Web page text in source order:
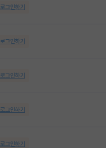
로그인하기
로그인하기
로그인하기
로그인하기
로그인하기